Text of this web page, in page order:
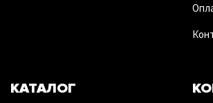
КАТАЛОГ